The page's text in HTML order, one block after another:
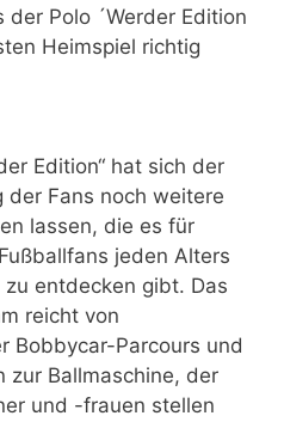
Polo ´Werder Edition
Heimspiel richtig
Edition“ hat sich der
Fans noch weitere
lassen, die es für
jeden Alters
entdecken gibt. Das
reicht von
Bobbycar-Parcours und
zur Ballmaschine, der
und -frauen stellen